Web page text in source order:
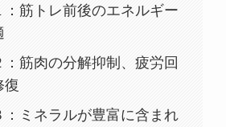
：筋トレ前後のエネルギー
筋肉の分解抑制、疲労回
復
：ミネラルが豊富に含まれ